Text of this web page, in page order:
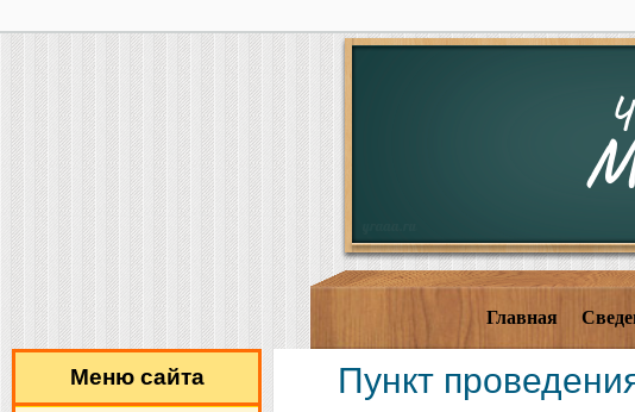
Главная
Меню сайта
Пункт